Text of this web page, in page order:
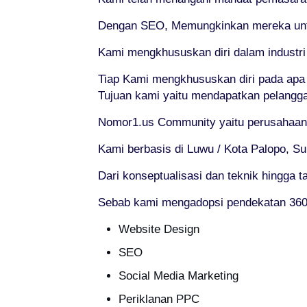
Dengan SEO, Memungkinkan mereka
Kami mengkhususkan diri dalam
Tiap Kami mengkhususkan diri pada
Tujuan kami yaitu mendapatkan
Nomor1.us Community yaitu
Kami berbasis di Luwu / Kota Palopo,
Dari konseptualisasi dan teknik hingga
Sebab kami mengadopsi pendekatan
Website Design
SEO
Social Media Marketing
Periklanan PPC